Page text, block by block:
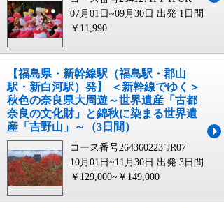
07月01日~09月30日 出発 1日間
￥11,990
【福島県・新幹線駅（福島駅・郡山
駅・新白河駅）発】 ＜新幹線でゆく＞
秋色の奈良県大周遊～世界遺産「古都
奈良の文化財」と錦秋に染まる世界遺
産「吉野山」～（3日間）
コース番号264360223`JR07
10月01日~11月30日 出発 3日間
￥129,000~￥149,000